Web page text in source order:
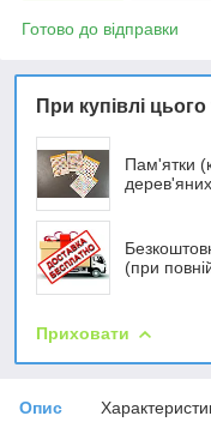
Готово до відправки
При купівлі
Пам'ятки
(при
Приховати
Опис